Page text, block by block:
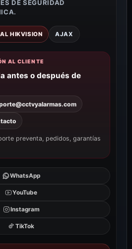
DE SEGURIDAD
HIKVISION AJAX
AL CLIENTE
antes o después de
preventa, pedidos, garantías
WhatsApp
YouTube
Instagram
TikTok